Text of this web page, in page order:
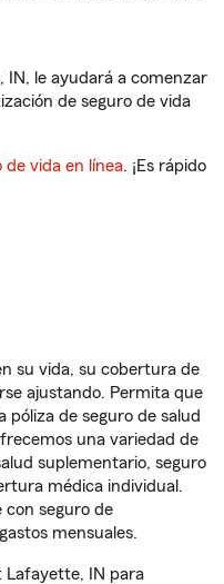
le ayudará a comenzar
de seguro de vida
de vida en línea. ¡Es rápido
su vida, su cobertura de
ajustando. Permita que
de seguro de salud
una variedad de
suplementario, seguro
médica individual.
con seguro de
mensuales.
Lafayette, IN para